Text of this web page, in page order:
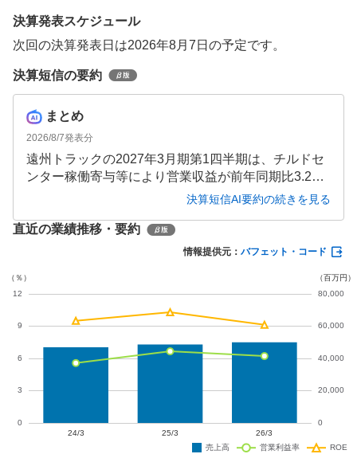
決算発表スケジュール
次回の決算発表日は2026年8月7日の予定です。
決算短信の要約
まとめ
2026/8/7発表分
遠州トラックの2027年3月期第1四半期は、チルドセ
ンター稼働寄与等により営業収益が前年同期比3.2%
増の126億円となりました。コスト増を吸収し、営業
期比1.8%増の5億円と安定した増収増益を達成してい
決算短信AI要約の続きを見る
直近の業績推移・要約
情報提供元： バフェット・コード